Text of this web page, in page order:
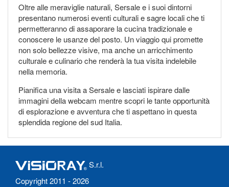
Oltre alle meraviglie naturali, Sersale e i suoi dintorni
presentano numerosi eventi culturali e sagre locali che ti
permetteranno di assaporare la cucina tradizionale e
conoscere le usanze del posto. Un viaggio qui promette
non solo bellezze visive, ma anche un arricchimento
culturale e culinario che renderà la tua visita indelebile
nella memoria.
Pianifica una visita a Sersale e lasciati ispirare dalle
immagini della webcam mentre scopri le tante opportunità
di esplorazione e avventura che ti aspettano in questa
splendida regione del sud Italia.
S.r.l.
Copyright 2011 - 2026